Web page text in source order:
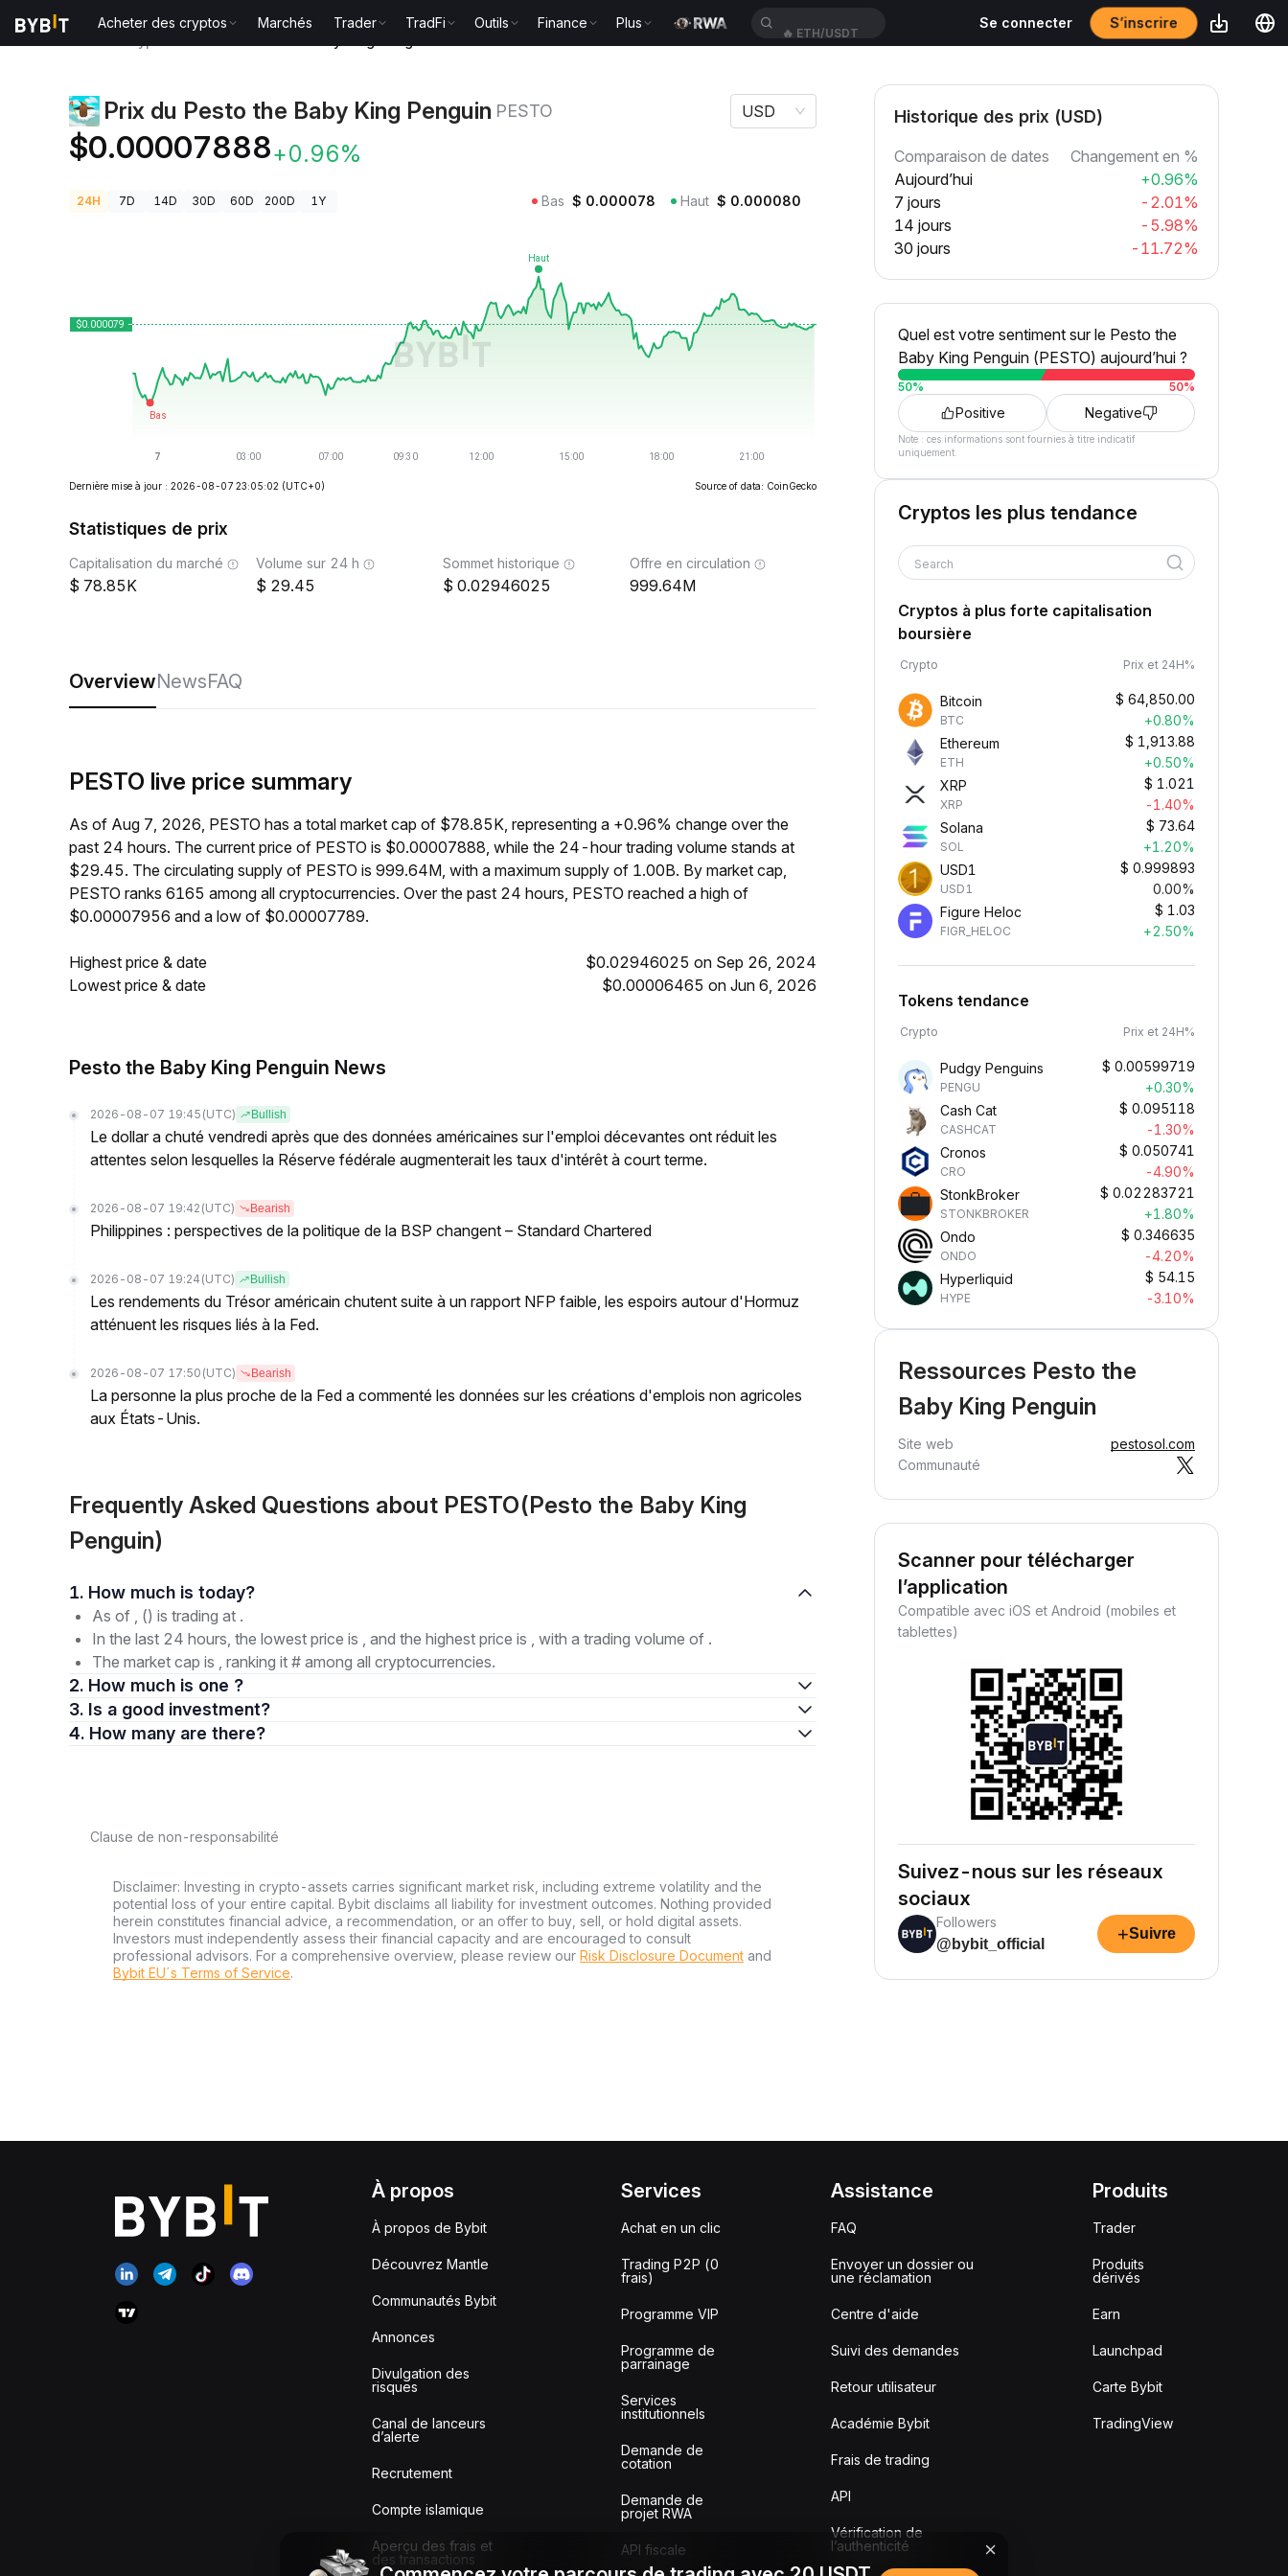
Acheter des cryptos Marchés Trader TradFi Outils Finance Plus Se connecter S’inscrire
Prix du Pesto the Baby King Penguin PESTO
$0.00007888+0.96%
USD
24H 7D 14D 30D 60D 200D 1Y Bas $ 0.000078 Haut $ 0.000080
Dernière mise à jour : 2026-08-07 23:05:02 (UTC+0) Source of data: CoinGecko
Statistiques de prix
Capitalisation du marché
78.85K
Volume sur 24 h
29.45
Sommet historique
0.02946025
Offre en circulation
999.64M
OverviewNewsFAQ
PESTO live price summary
As of Aug 7, 2026, PESTO has a total market cap of $78.85K, representing a +0.96% change over the
past 24 hours. The current price of PESTO is $0.00007888, while the 24-hour trading volume stands at
$29.45. The circulating supply of PESTO is 999.64M, with a maximum supply of 1.00B. By market cap,
PESTO ranks 6165 among all cryptocurrencies. Over the past 24 hours, PESTO reached a high of
$0.00007956 and a low of $0.00007789.
Highest price & date
$0.02946025 on Sep 26, 2024
Lowest price & date
$0.00006465 on Jun 6, 2026
Pesto the Baby King Penguin News
2026-08-07 19:45 (UTC) Bullish
Le dollar a chuté vendredi après que des données américaines sur l'emploi décevantes ont réduit les
attentes selon lesquelles la Réserve fédérale augmenterait les taux d'intérêt à court terme.
2026-08-07 19:42 (UTC) Bearish
Philippines : perspectives de la politique de la BSP changent – Standard Chartered
2026-08-07 19:24 (UTC) Bullish
Les rendements du Trésor américain chutent suite à un rapport NFP faible, les espoirs autour d'Hormuz
atténuent les risques liés à la Fed.
2026-08-07 17:50 (UTC) Bearish
La personne la plus proche de la Fed a commenté les données sur les créations d'emplois non agricoles
aux États-Unis.
Frequently Asked Questions about PESTO(Pesto the Baby King
Penguin)
1. How much is today?
As of , () is trading at .
In the last 24 hours, the lowest price is , and the highest price is , with a trading volume of .
The market cap is , ranking it # among all cryptocurrencies.
2. How much is one ?
3. Is a good investment?
4. How many are there?
Clause de non-responsabilité
Disclaimer: Investing in crypto-assets carries significant market risk, including extreme volatility and the
potential loss of your entire capital. Bybit disclaims all liability for investment outcomes. Nothing provided
herein constitutes financial advice, a recommendation, or an offer to buy, sell, or hold digital assets.
Investors must independently assess their financial capacity and are encouraged to consult
professional advisors. For a comprehensive overview, please review our Risk Disclosure Document and
Bybit EU´s Terms of Service.
Historique des prix (USD)
Comparaison de dates
Changement en %
Aujourd’hui
+0.96%
7 jours
-2.01%
14 jours
-5.98%
30 jours
-11.72%
Quel est votre sentiment sur le Pesto the
Baby King Penguin (PESTO) aujourd’hui ?
50% 50%
Positive Negative
Note : ces informations sont fournies à titre indicatif
uniquement.
Cryptos les plus tendance
Search
Cryptos à plus forte capitalisation
boursière
Crypto Prix et 24H%
Bitcoin
BTC
$ 64,850.00
+0.80%
Ethereum
ETH
$ 1,913.88
+0.50%
XRP
XRP
$ 1.021
-1.40%
Solana
SOL
$ 73.64
+1.20%
USD1
USD1
$ 0.999893
0.00%
Figure Heloc
FIGR_HELOC
$ 1.03
+2.50%
Tokens tendance
Crypto Prix et 24H%
Pudgy Penguins
PENGU
$ 0.00599719
+0.30%
Cash Cat
CASHCAT
$ 0.095118
-1.30%
Cronos
CRO
$ 0.050741
-4.90%
StonkBroker
STONKBROKER
$ 0.02283721
+1.80%
Ondo
ONDO
$ 0.346635
-4.20%
Hyperliquid
HYPE
$ 54.15
-3.10%
Ressources Pesto the
Baby King Penguin
Site web
pestosol.com
Communauté
Scanner pour télécharger
l’application
Compatible avec iOS et Android (mobiles et
tablettes)
Suivez-nous sur les réseaux
sociaux
Followers
@bybit_official
+Suivre
À propos
À propos de Bybit
Découvrez Mantle
Communautés Bybit
Annonces
Divulgation des
risques
Canal de lanceurs
d’alerte
Recrutement
Compte islamique
Aperçu des frais et
des transactions
Services
Achat en un clic
Trading P2P (0
frais)
Programme VIP
Programme de
parrainage
Services
institutionnels
Demande de
cotation
Demande de
projet RWA
API fiscale
Assistance
FAQ
Envoyer un dossier ou
une réclamation
Centre d'aide
Suivi des demandes
Retour utilisateur
Académie Bybit
Frais de trading
API
Vérification de
l’authenticité
Produits
Trader
Produits
dérivés
Earn
Launchpad
Carte Bybit
TradingView